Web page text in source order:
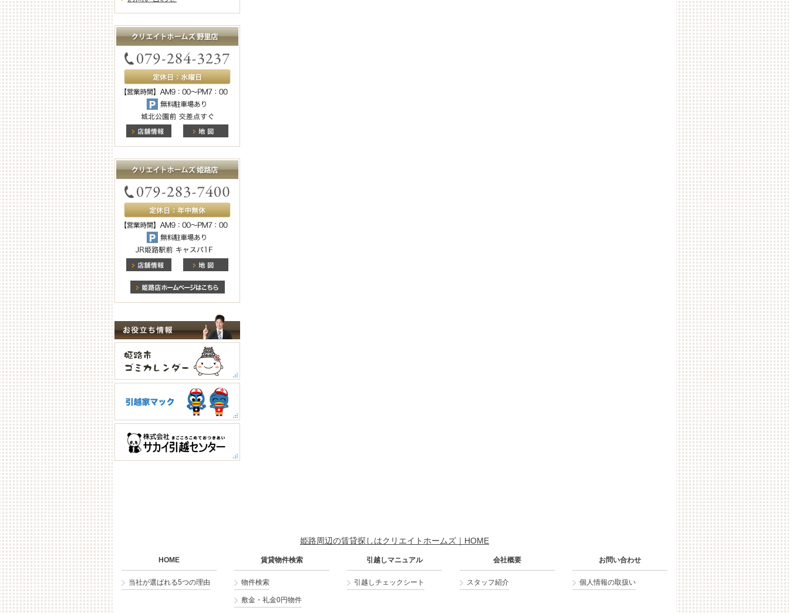
姫路周辺の賃貸探しはクリエイトホームズ｜HOME
HOME
当社が選ばれる5つの理由
賃貸物件検索
物件検索
敷金・礼金0円物件
引越しマニュアル
引越しチェックシート
会社概要
スタッフ紹介
お問い合わせ
個人情報の取扱い